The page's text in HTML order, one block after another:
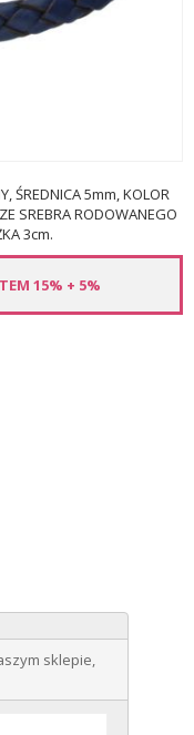
ŚREDNICA 5mm, KOLOR
SREBRA RODOWANEGO
3cm.
15% + 5%
sklepie,